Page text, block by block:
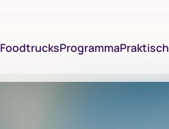
FoodtrucksProgrammaPraktisch